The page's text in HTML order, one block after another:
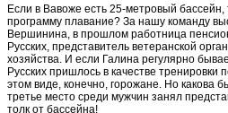
Если в Вавоже есть 25-метровый
программу плавание? За нашу команду
Вершинина, в прошлом работница
Русских, представитель ветеранской
хозяйства. И если Галина регулярно
Русских пришлось в качестве
этом виде, конечно, горожане. Но какова
третье место среди мужчин занял
толк от бассейна!